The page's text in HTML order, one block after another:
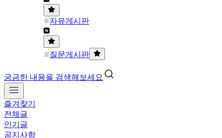
자유게시판
질문게시판
궁금한 내용을 검색해보세요
즐겨찾기
전체글
인기글
공지사항